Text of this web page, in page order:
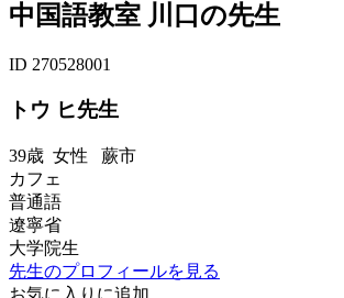
中国語教室 川口の先生
ID 270528001
トウ ヒ先生
39歳 女性 蕨市
カフェ
普通語
遼寧省
大学院生
先生のプロフィールを見る
お気に入りに追加